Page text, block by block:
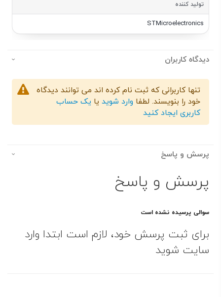
تولید کننده
STMicroelectronics
دیدگاه کاربران
تنها کاربرانی که ثبت نام کرده اند می توانند دیدگاه
خود را بنویسند. لطفا وارد شوید یا یک حساب
کاربری ایجاد کنید
پرسش و پاسخ
پرسش و پاسخ
سوالی پرسیده نشده است
برای ثبت پرسش خود، لازم است ابتدا وارد
سایت شوید